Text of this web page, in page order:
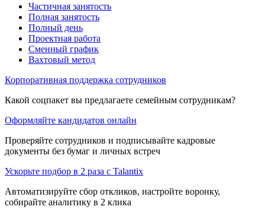
Частичная занятость
Полная занятость
Полный день
Проектная работа
Сменный график
Вахтовый метод
Корпоративная поддержка сотрудников
Какой соцпакет вы предлагаете семейным сотрудникам?
Оформляйте кандидатов онлайн
Проверяйте сотрудников и подписывайте кадровые
документы без бумаг и личных встреч
Ускорьте подбор в 2 раза с Talantix
Автоматизируйте сбор откликов, настройте воронку,
собирайте аналитику в 2 клика